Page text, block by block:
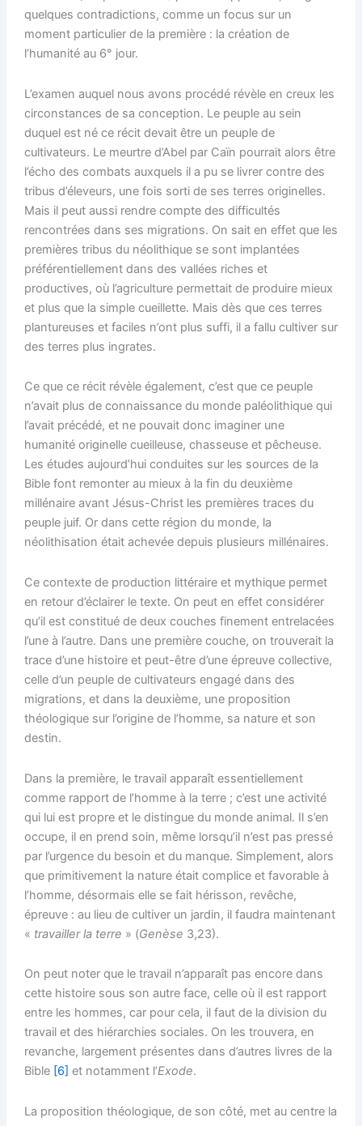
quelques contradictions, comme un focus sur un
moment particulier de la première : la création de
l’humanité au 6° jour.
L’examen auquel nous avons procédé révèle en creux les
circonstances de sa conception. Le peuple au sein
duquel est né ce récit devait être un peuple de
cultivateurs. Le meurtre d’Abel par Caïn pourrait alors être
l’écho des combats auxquels il a pu se livrer contre des
tribus d’éleveurs, une fois sorti de ses terres originelles.
Mais il peut aussi rendre compte des difficultés
rencontrées dans ses migrations. On sait en effet que les
premières tribus du néolithique se sont implantées
préférentiellement dans des vallées riches et
productives, où l’agriculture permettait de produire mieux
et plus que la simple cueillette. Mais dès que ces terres
plantureuses et faciles n’ont plus suffi, il a fallu cultiver sur
des terres plus ingrates.
Ce que ce récit révèle également, c’est que ce peuple
n’avait plus de connaissance du monde paléolithique qui
l’avait précédé, et ne pouvait donc imaginer une
humanité originelle cueilleuse, chasseuse et pêcheuse.
Les études aujourd’hui conduites sur les sources de la
Bible font remonter au mieux à la fin du deuxième
millénaire avant Jésus-Christ les premières traces du
peuple juif. Or dans cette région du monde, la
néolithisation était achevée depuis plusieurs millénaires.
Ce contexte de production littéraire et mythique permet
en retour d’éclairer le texte. On peut en effet considérer
qu’il est constitué de deux couches finement entrelacées
l’une à l’autre. Dans une première couche, on trouverait la
trace d’une histoire et peut-être d’une épreuve collective,
celle d’un peuple de cultivateurs engagé dans des
migrations, et dans la deuxième, une proposition
théologique sur l’origine de l’homme, sa nature et son
destin.
Dans la première, le travail apparaît essentiellement
comme rapport de l’homme à la terre ; c’est une activité
qui lui est propre et le distingue du monde animal. Il s’en
occupe, il en prend soin, même lorsqu’il n’est pas pressé
par l’urgence du besoin et du manque. Simplement, alors
que primitivement la nature était complice et favorable à
l’homme, désormais elle se fait hérisson, revêche,
épreuve : au lieu de cultiver un jardin, il faudra maintenant
« travailler la terre » (Genèse 3,23).
On peut noter que le travail n’apparaît pas encore dans
cette histoire sous son autre face, celle où il est rapport
entre les hommes, car pour cela, il faut de la division du
travail et des hiérarchies sociales. On les trouvera, en
revanche, largement présentes dans d’autres livres de la
Bible [6] et notamment l’Exode.
La proposition théologique, de son côté, met au centre la